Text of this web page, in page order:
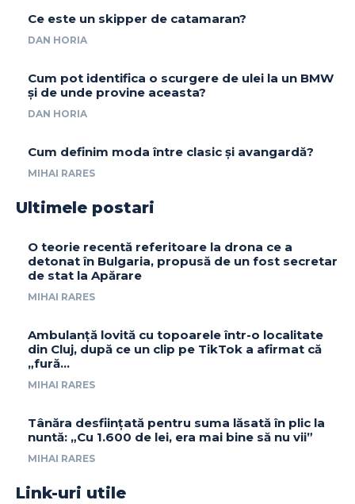
Ce este un skipper de catamaran?
DAN HORIA
Cum pot identifica o scurgere de ulei la un BMW
și de unde provine aceasta?
DAN HORIA
Cum definim moda între clasic și avangardă?
MIHAI RARES
Ultimele postari
O teorie recentă referitoare la drona ce a
detonat în Bulgaria, propusă de un fost secretar
de stat la Apărare
MIHAI RARES
Ambulanță lovită cu topoarele într-o localitate
din Cluj, după ce un clip pe TikTok a afirmat că
„fură…
MIHAI RARES
Tânăra desființată pentru suma lăsată în plic la
nuntă: „Cu 1.600 de lei, era mai bine să nu vii”
MIHAI RARES
Link-uri utile